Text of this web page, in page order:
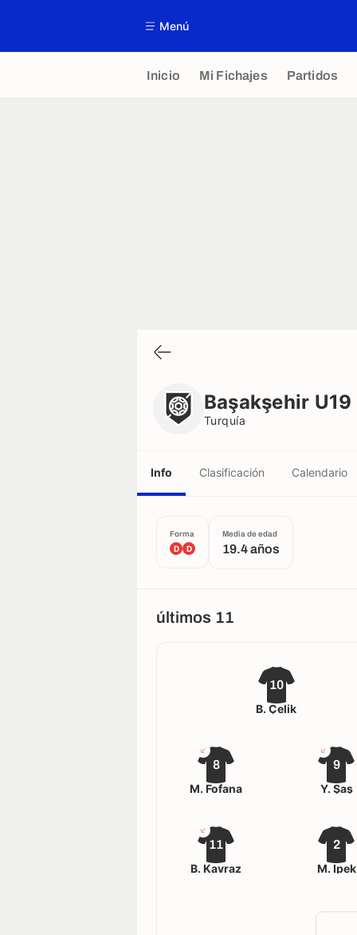
Menú
Inicio Mi Fichajes Partidos
Başakşehir U19
Turquía
Info Clasificación Calendario
Forma
D D
Media de edad
19.4 años
últimos 11
11
B. Kavraz
2
M. Ipek
8
M. Fofana
9
Y. Şaş
10
B. Çelik